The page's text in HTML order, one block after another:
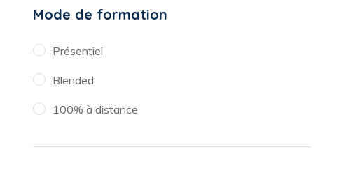
Mode de formation
Présentiel
Blended
100% à distance